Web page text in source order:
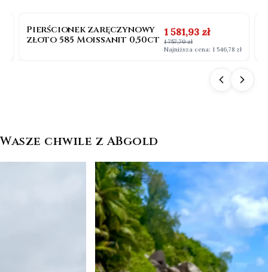
Pierścionek zaręczynowy
złoto 585 Moissanit 0,50ct
Cena promocyjna
1 581,93 zł
1 757,70 zł
Najniższa cena: 1 546,78 zł
Wasze chwile z ABgold